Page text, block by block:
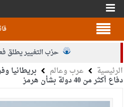
حزب التغيير يطلق
الجيش يفتح باب التجنيد
الرئيسية عرب وعالم بريطانيا
دفاع أكثر من 40 دولة بشأن هرمز